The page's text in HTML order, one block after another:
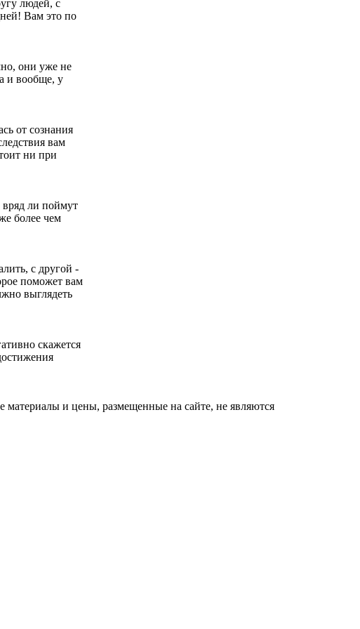
людей, с
Вам это по
они уже не
и вообще, у
от сознания
вам
ни при
ли поймут
более чем
с другой -
поможет вам
выглядеть
скажется
и цены, размещенные на сайте, не являются